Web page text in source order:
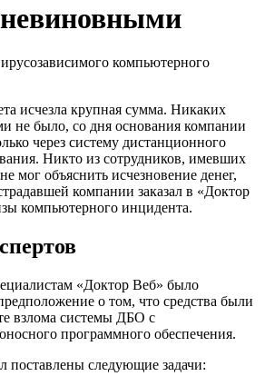
компьютерного
исчезла крупная сумма. Никаких
не было, со дня основания компании
через систему дистанционного
Никто из сотрудников, имевших
мог объяснить исчезновение денег,
компании заказал в «Доктор
компьютерного инцидента.
«Доктор Веб» было
о том, что средства были
взлома системы ДБО с
программного обеспечения.
поставлены следующие задачи: